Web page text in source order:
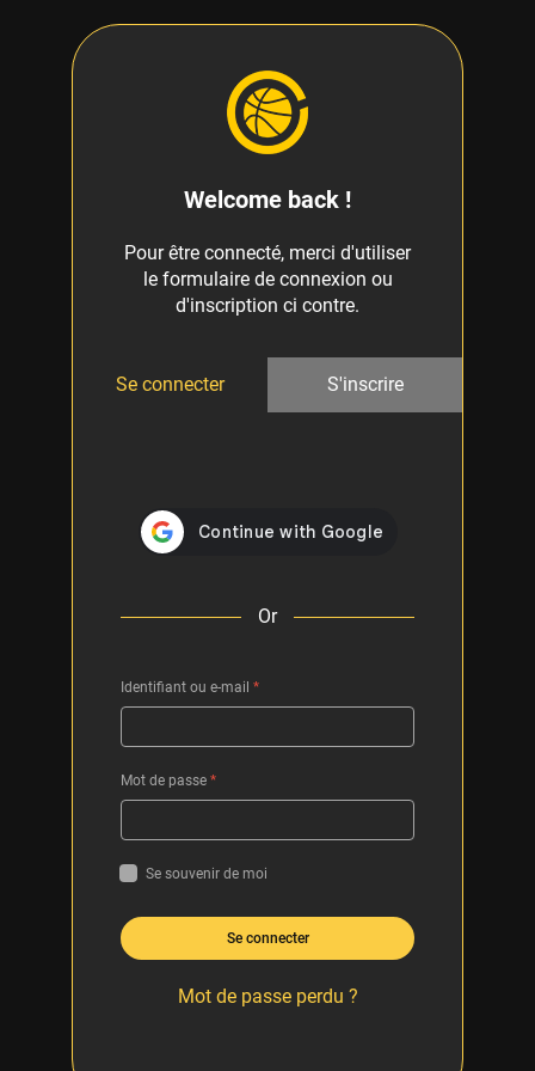
Welcome back !
Pour être connecté, merci d'utiliser
le formulaire de connexion ou
d'inscription ci contre.
Se connecter S'inscrire
Or
Identifiant ou e-mail *
Mot de passe *
Se souvenir de moi
Se connecter
Mot de passe perdu ?